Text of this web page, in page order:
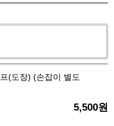
(도장) (손잡이 별도
5,500원